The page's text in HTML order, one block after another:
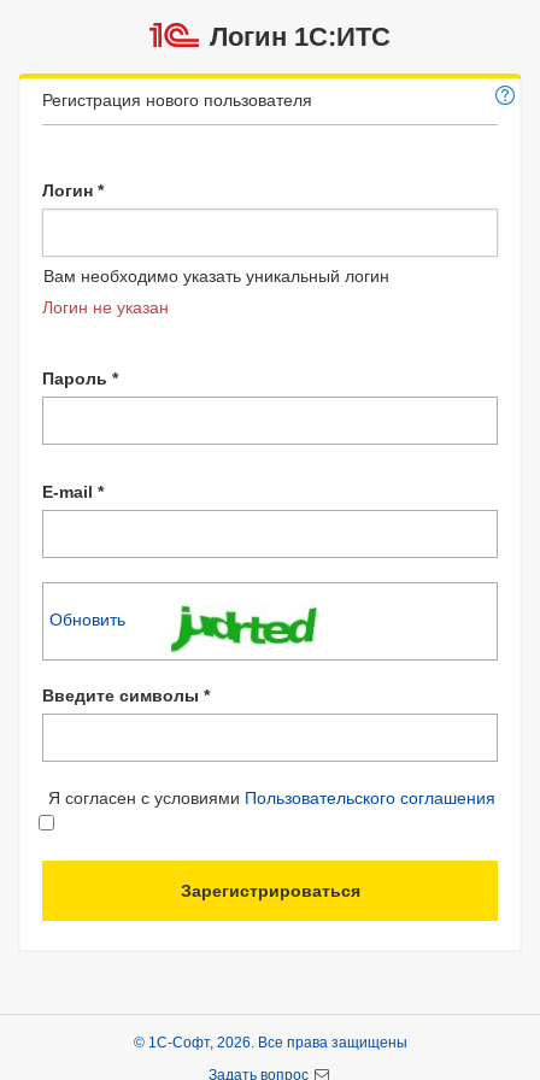
Логин 1C:ИТС
Регистрация нового пользователя
Логин *
Вам необходимо указать уникальный логин
Логин не указан
Пароль *
E-mail *
Обновить
Введите символы *
Я согласен с условиями Пользовательского соглашения
Зарегистрироваться
© 1С-Софт, 2026. Все права защищены
Задать вопрос